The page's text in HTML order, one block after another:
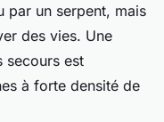
par un serpent, mais
des vies. Une
secours est
à forte densité de